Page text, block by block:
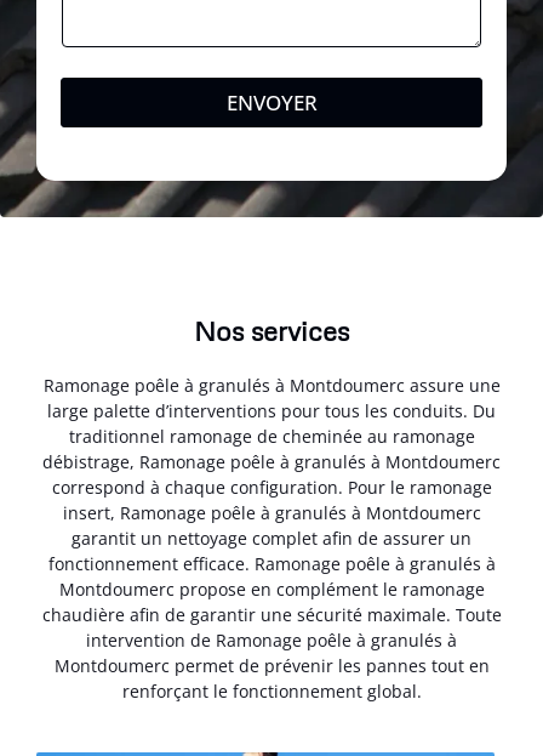
ENVOYER
Nos services
Ramonage poêle à granulés à Montdoumerc assure une
large palette d’interventions pour tous les conduits. Du
traditionnel ramonage de cheminée au ramonage
débistrage, Ramonage poêle à granulés à Montdoumerc
correspond à chaque configuration. Pour le ramonage
insert, Ramonage poêle à granulés à Montdoumerc
garantit un nettoyage complet afin de assurer un
fonctionnement efficace. Ramonage poêle à granulés à
Montdoumerc propose en complément le ramonage
chaudière afin de garantir une sécurité maximale. Toute
intervention de Ramonage poêle à granulés à
Montdoumerc permet de prévenir les pannes tout en
renforçant le fonctionnement global.